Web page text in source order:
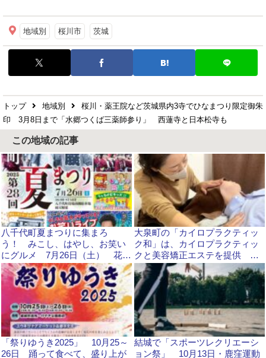
地域別 桜川市 茨城
トップ 地域別
桜川・薬王院など茨城県内3寺でひなまつり限定御朱
印 3月8日まで「水郷つくば三薬師参り」 西蓮寺と日本松寺も
この地域の記事
八千代町夏まつりに集まろ
う！ みこし、はやし、お笑い
にグルメ 7月26日（土） 花火
と抽選会でフィナーレ
大泉町の「カイロプラクティッ
ク和」は、カイロプラクティッ
クと美容矯正エステを提供 身
体のゆがみを矯正します！
「祭りゆうき2025」 10月25～
26日 踊って食べて、盛り上が
結城で「スポーツレクリエーシ
ョン祭」 10月13日・鹿窪運動